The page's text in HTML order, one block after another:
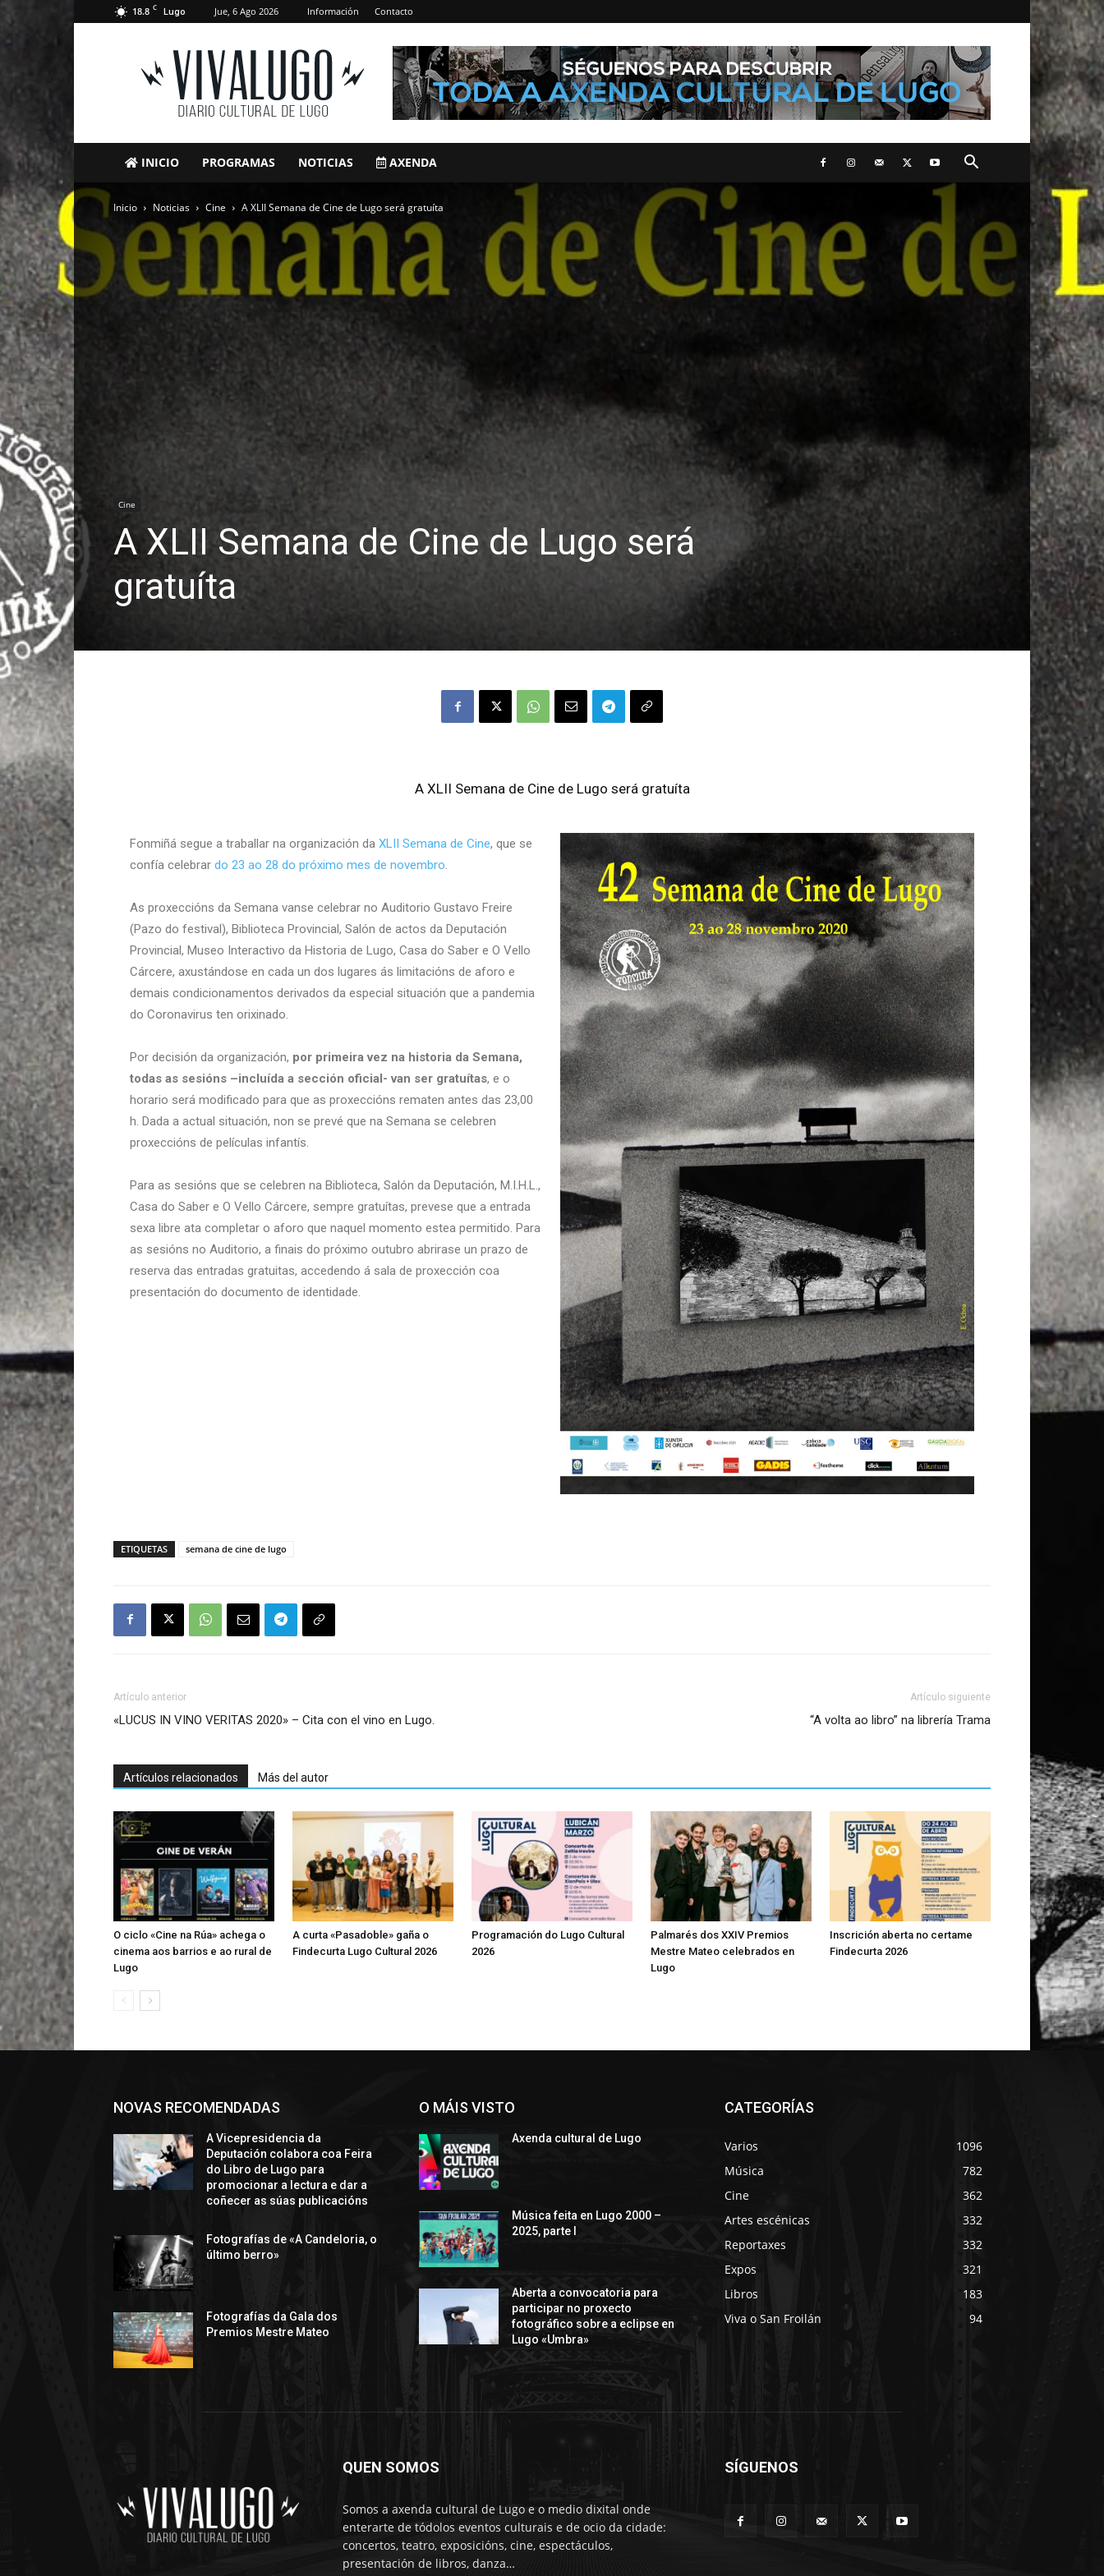
18.8 C Lugo Jue, 6 Ago 2026 Información Contacto
VivaLugo
INICIO PROGRAMAS NOTICIAS AXENDA
Inicio Noticias Cine A XLII Semana de Cine de Lugo será gratuíta
Cine
A XLII Semana de Cine de Lugo será
gratuíta
A XLII Semana de Cine de Lugo será gratuíta
Fonmiñá segue a traballar na organización da XLII Semana de Cine, que se
confía celebrar do 23 ao 28 do próximo mes de novembro.
As proxeccións da Semana vanse celebrar no Auditorio Gustavo Freire
(Pazo do festival), Biblioteca Provincial, Salón de actos da Deputación
Provincial, Museo Interactivo da Historia de Lugo, Casa do Saber e O Vello
Cárcere, axustándose en cada un dos lugares ás limitacións de aforo e
demais condicionamentos derivados da especial situación que a pandemia
do Coronavirus ten orixinado.
Por decisión da organización, por primeira vez na historia da Semana,
todas as sesións –incluída a sección oficial- van ser gratuítas, e o
horario será modificado para que as proxeccións rematen antes das 23,00
h. Dada a actual situación, non se prevé que na Semana se celebren
proxeccións de películas infantís.
Para as sesións que se celebren na Biblioteca, Salón da Deputación, M.I.H.L.,
Casa do Saber e O Vello Cárcere, sempre gratuítas, prevese que a entrada
sexa libre ata completar o aforo que naquel momento estea permitido. Para
as sesións no Auditorio, a finais do próximo outubro abrirase un prazo de
reserva das entradas gratuitas, accedendo á sala de proxección coa
presentación do documento de identidade.
ETIQUETAS semana de cine de lugo
Artículo anterior
«LUCUS IN VINO VERITAS 2020» – Cita con el vino en Lugo.
Artículo siguiente
“A volta ao libro” na librería Trama
Artículos relacionados Más del autor
O ciclo «Cine na Rúa» achega o
cinema aos barrios e ao rural de
Lugo
A curta «Pasadoble» gaña o
Findecurta Lugo Cultural 2026
Programación do Lugo Cultural
2026
Palmarés dos XXIV Premios
Mestre Mateo celebrados en
Lugo
Inscrición aberta no certame
Findecurta 2026
NOVAS RECOMENDADAS
A Vicepresidencia da
Deputación colabora coa Feira
do Libro de Lugo para
promocionar a lectura e dar a
coñecer as súas publicacións
Fotografías de «A Candeloria, o
último berro»
Fotografías da Gala dos
Premios Mestre Mateo
O MÁIS VISTO
Axenda cultural de Lugo
Música feita en Lugo 2000 –
2025, parte I
Aberta a convocatoria para
participar no proxecto
fotográfico sobre a eclipse en
Lugo «Umbra»
CATEGORÍAS
Varios
1096
Música
782
Cine
362
Artes escénicas
332
Reportaxes
332
Expos
321
Libros
183
Viva o San Froilán
94
QUEN SOMOS
Somos a axenda cultural de Lugo e o medio dixital onde
enterarte de tódolos eventos culturais e de ocio da cidade:
concertos, teatro, exposicións, cine, espectáculos,
presentación de libros, danza…
SÍGUENOS